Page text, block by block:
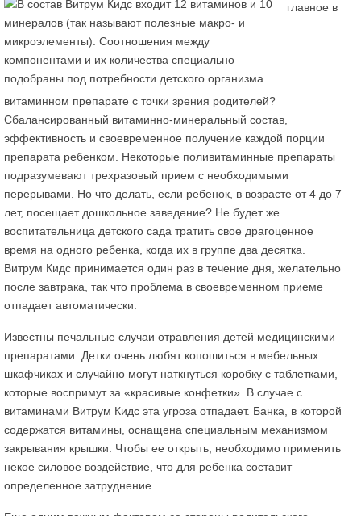
главное в
витаминном препарате с точки зрения родителей?
Сбалансированный витаминно-минеральный состав,
эффективность и своевременное получение каждой порции
препарата ребенком. Некоторые поливитаминные препараты
подразумевают трехразовый прием с необходимыми
перерывами. Но что делать, если ребенок, в возрасте от 4 до 7
лет, посещает дошкольное заведение? Не будет же
воспитательница детского сада тратить свое драгоценное
время на одного ребенка, когда их в группе два десятка.
Витрум Кидс принимается один раз в течение дня, желательно
после завтрака, так что проблема в своевременном приеме
отпадает автоматически.
Известны печальные случаи отравления детей медицинскими
препаратами. Детки очень любят копошиться в мебельных
шкафчиках и случайно могут наткнуться коробку с таблетками,
которые воспримут за «красивые конфетки». В случае с
витаминами Витрум Кидс эта угроза отпадает. Банка, в которой
содержатся витамины, оснащена специальным механизмом
закрывания крышки. Чтобы ее открыть, необходимо применить
некое силовое воздействие, что для ребенка составит
определенное затруднение.